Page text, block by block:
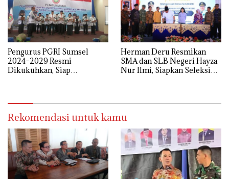
Pengurus PGRI Sumsel
2024–2029 Resmi
Dikukuhkan, Siap
Herman Deru Resmikan
SMA dan SLB Negeri Hayza
Nur Ilmi, Siapkan Seleksi
Rekomendasi untuk kamu